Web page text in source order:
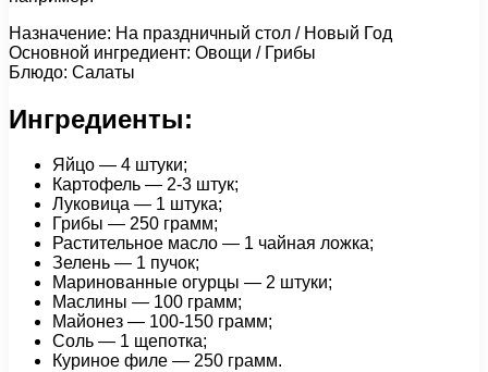
Назначение: На праздничный стол / Новый Год
Основной ингредиент: Овощи / Грибы
Блюдо: Салаты
Ингредиенты:
Яйцо — 4 штуки;
Картофель — 2-3 штук;
Луковица — 1 штука;
Грибы — 250 грамм;
Растительное масло — 1 чайная ложка;
Зелень — 1 пучок;
Маринованные огурцы — 2 штуки;
Маслины — 100 грамм;
Майонез — 100-150 грамм;
Соль — 1 щепотка;
Куриное филе — 250 грамм.